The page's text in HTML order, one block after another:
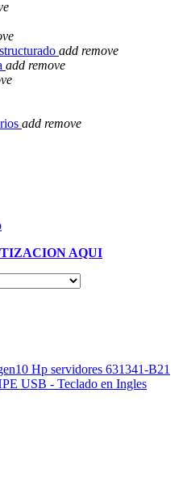
add remove
add remove
add remove
AQUI
Hp servidores 631341-B21
USB - Teclado en Ingles